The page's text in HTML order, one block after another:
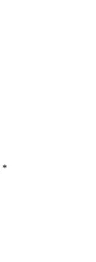
*